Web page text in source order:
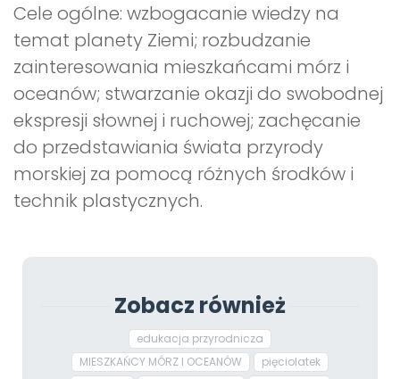
Cele ogólne: wzbogacanie wiedzy na
temat planety Ziemi; rozbudzanie
zainteresowania mieszkańcami mórz i
oceanów; stwarzanie okazji do swobodnej
ekspresji słownej i ruchowej; zachęcanie
do przedstawiania świata przyrody
morskiej za pomocą różnych środków i
technik plastycznych.
Zobacz również
edukacja przyrodnicza
MIESZKAŃCY MÓRZ I OCEANÓW
pięciolatek